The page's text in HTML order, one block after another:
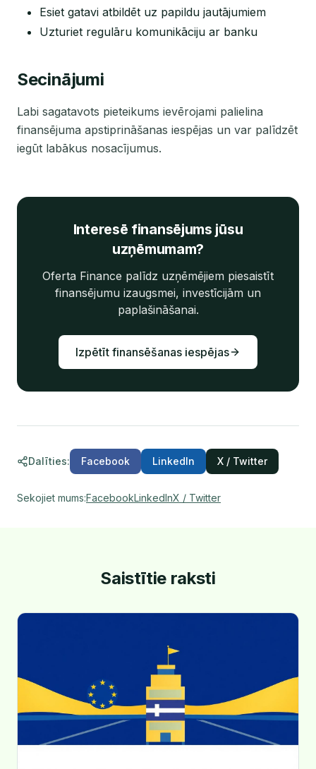
Esiet gatavi atbildēt uz papildu jautājumiem
Uzturiet regulāru komunikāciju ar banku
Secinājumi
Labi sagatavots pieteikums ievērojami palielina
finansējuma apstiprināšanas iespējas un var palīdzēt
iegūt labākus nosacījumus.
Interesē finansējums jūsu
uzņēmumam?
Oferta Finance palīdz uzņēmējiem piesaistīt
finansējumu izaugsmei, investīcijām un
paplašināšanai.
Izpētīt finansēšanas iespējas
Dalīties: Facebook LinkedIn X / Twitter
Sekojiet mums:FacebookLinkedInX / Twitter
Saistītie raksti